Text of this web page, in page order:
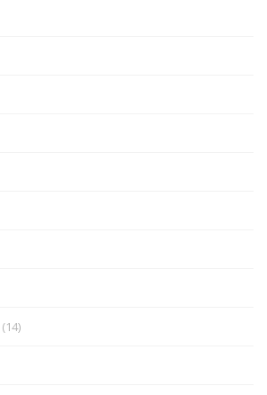
(14)